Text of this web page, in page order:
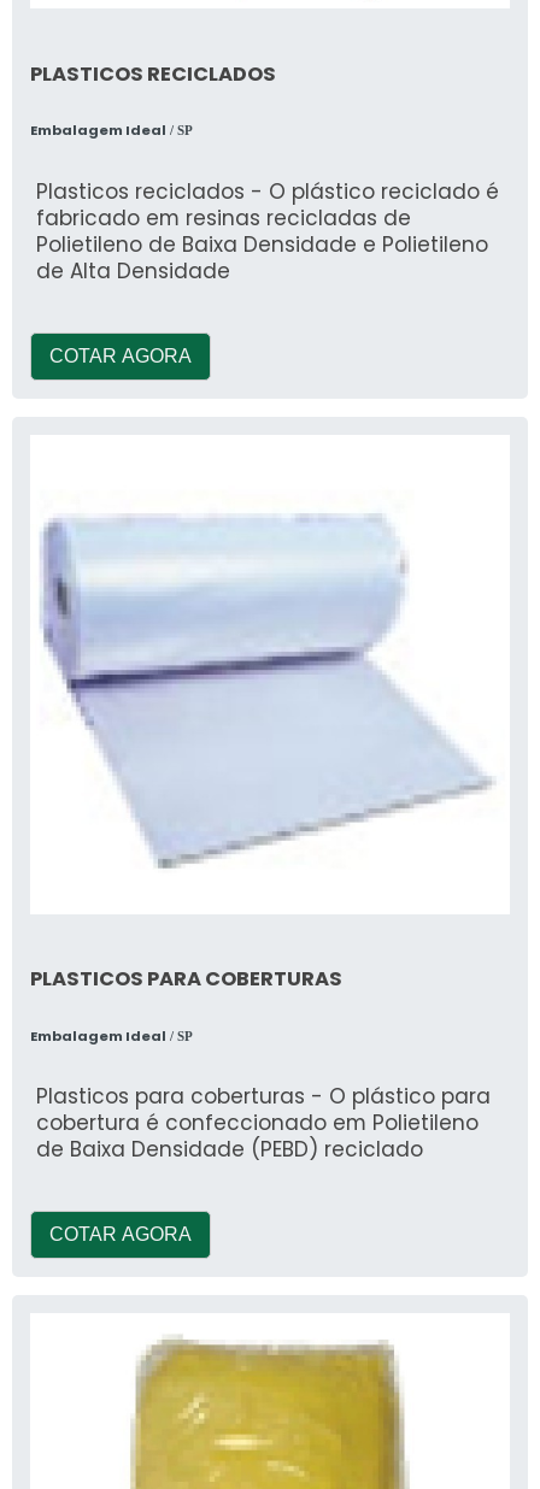
PLASTICOS RECICLADOS
Embalagem Ideal / SP
Plasticos reciclados - O plástico reciclado é
fabricado em resinas recicladas de
Polietileno de Baixa Densidade e Polietileno
de Alta Densidade
COTAR AGORA
PLASTICOS PARA COBERTURAS
Embalagem Ideal / SP
Plasticos para coberturas - O plástico para
cobertura é confeccionado em Polietileno
de Baixa Densidade (PEBD) reciclado
COTAR AGORA